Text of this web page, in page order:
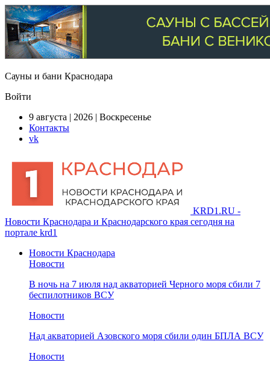
Сауны и бани Краснодара
Войти
9 августа | 2026 | Воскресенье
Контакты
vk
KRD1.RU -
Новости Краснодара и Краснодарского края сегодня на
портале krd1
Новости Краснодара
Новости
В ночь на 7 июля над акваторией Черного моря сбили 7
беспилотников ВСУ
Новости
Над акваторией Азовского моря сбили один БПЛА ВСУ
Новости